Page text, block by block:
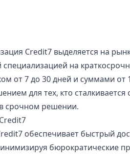
Credit7 выделяется на
на
от 7 до 30 дней и суммами от
для тех, кто
срочном решении.
обеспечивает быстрый
бюрократические